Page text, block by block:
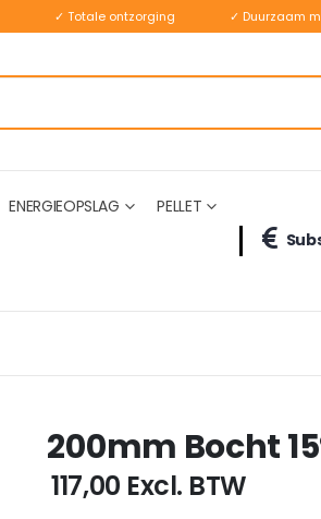
✓ Totale ontzorging ✓ Duurzaam
ENERGIEOPSLAG PELLET
200mm Bocht
€ 117,00 Excl. BTW